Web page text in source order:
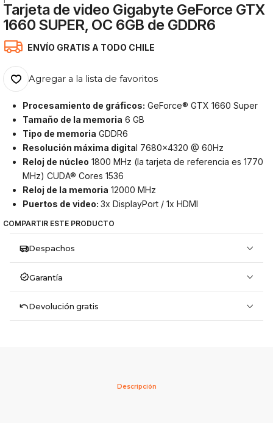
Tarjeta de video Gigabyte GeForce GTX
1660 SUPER, OC 6GB de GDDR6
ENVÍO GRATIS A TODO CHILE
Agregar a la lista de favoritos
Procesamiento de gráficos: GeForce® GTX 1660 Super
Tamaño de la memoria 6 GB
Tipo de memoria GDDR6
Resolución máxima digital 7680×4320 @ 60Hz
Reloj de núcleo 1800 MHz (la tarjeta de referencia es 1770
MHz) CUDA® Cores 1536
Reloj de la memoria 12000 MHz
Puertos de video:3x DisplayPort / 1x HDMI
COMPARTIR ESTE PRODUCTO
Despachos
Garantía
Devolución gratis
Descripción